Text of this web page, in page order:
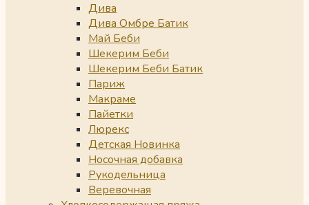
Дива
Дива Омбре Батик
Май Беби
Шекерим Беби
Шекерим Беби Батик
Париж
Макраме
Пайетки
Люрекс
Детская Новинка
Носочная добавка
Рукодельница
Веревочная